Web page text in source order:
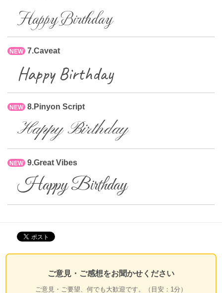
Happy Birthday
NEW 7.Caveat
Happy Birthday
NEW 8.Pinyon Script
Happy Birthday
NEW 9.Great Vibes
Happy Birthday
ご意見・ご感想をお聞かせください
ご意見・ご要望、何でも大歓迎です。（目安：1分）